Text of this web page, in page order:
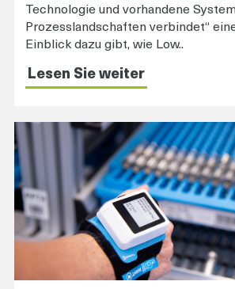
Technologie und vorhandene
Prozesslandschaften verbindet“
Einblick dazu gibt, wie Low..
Lesen Sie weiter